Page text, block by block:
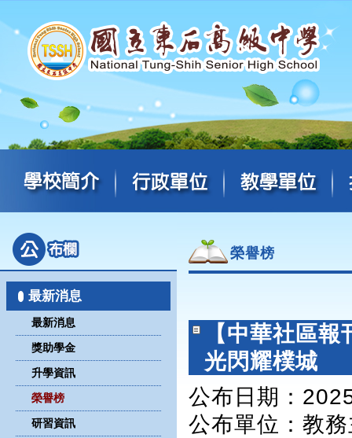
最新消息
最新消息
獎助學金
升學資訊
榮譽榜
研習資訊
榮譽榜
【中華社區
光閃耀樸城
公布日期：
公布單位 ：教